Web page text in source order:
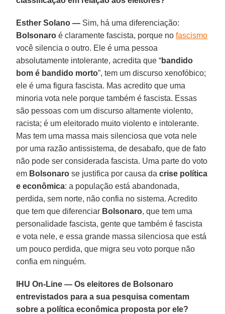
Esther Solano — Sim, há uma diferenciação:
Bolsonaro é claramente fascista, porque nofascismo
você silencia o outro. Ele é uma pessoa
absolutamente intolerante, acredita que “bandido
bom é bandido morto”, tem um discurso xenofóbico;
ele é uma figura fascista. Mas acredito que uma
minoria vota nele porque também é fascista. Essas
são pessoas com um discurso altamente violento,
racista; é um eleitorado muito violento e intolerante.
Mas tem uma massa mais silenciosa que vota nele
por uma razão antissistema, de desabafo, que de fato
não pode ser considerada fascista. Uma parte do voto
em Bolsonaro se justifica por causa dacrise política
e econômica: a população está abandonada,
perdida, sem norte, não confia no sistema. Acredito
que tem que diferenciar Bolsonaro, que tem uma
personalidade fascista, gente que também é fascista
e vota nele, e essa grande massa silenciosa que está
um pouco perdida, que migra seu voto porque não
confia em ninguém.
IHU On-Line — Os eleitores de Bolsonaro
entrevistados para a sua pesquisa comentam
sobre a política econômica proposta por ele?